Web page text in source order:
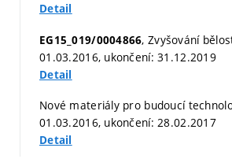
Detail
EG15_019/0004866, Zvyšování
01.03.2016, ukončení: 31.12.2019
Detail
Nové materiály pro budoucí
01.03.2016, ukončení: 28.02.2017
Detail